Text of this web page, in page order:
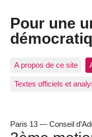
Pour une
A propos de ce site
Textes officiels et
Paris 13 — Conseil